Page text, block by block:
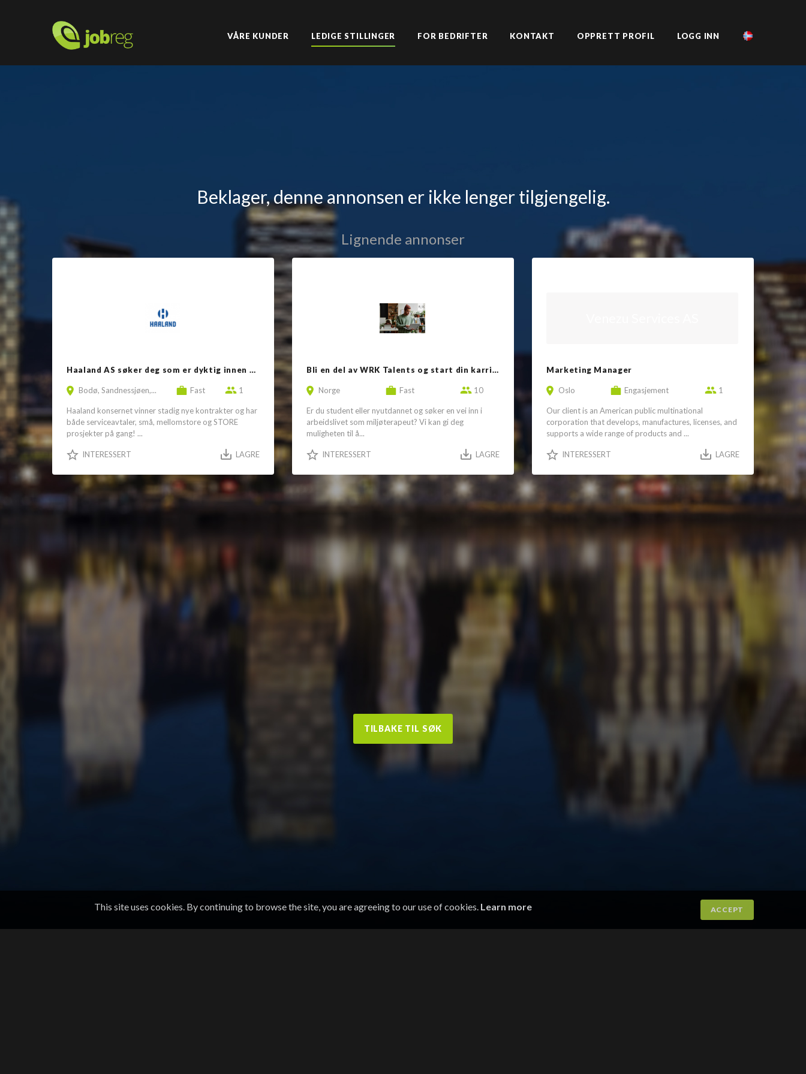
VÅRE KUNDER LEDIGE STILLINGER FOR BEDRIFTER KONTAKT OPPRETT PROFIL LOGG INN
Beklager, denne annonsen er ikke lenger tilgjengelig.
Lignende annonser
Haaland AS søker deg som er dyktig innen et eller flere fagområder i...
Bodø, Sandnessjøen,... Fast 1
Haaland konsernet vinner stadig nye kontrakter og har
både serviceavtaler, små, mellomstore og STORE
prosjekter på gang! ...
INTERESSERT LAGRE
Bli en del av WRK Talents og start din karriere som miljøterapeut
Norge Fast 10
Er du student eller nyutdannet og søker en vei inn i
arbeidslivet som miljøterapeut? Vi kan gi deg
muligheten til å...
INTERESSERT LAGRE
Marketing Manager
Oslo Engasjement 1
Our client is an American public multinational
corporation that develops, manufactures, licenses, and
supports a wide range of products and ...
INTERESSERT LAGRE
TILBAKE TIL SØK
This site uses cookies. By continuing to browse the site, you are agreeing to our use of cookies. Learn more ACCEPT